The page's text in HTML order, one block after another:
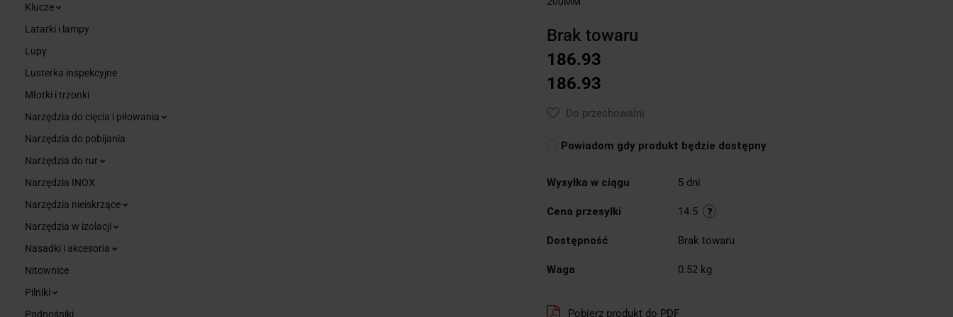
Klucze
Latarki i lampy
Lupy
Lusterka inspekcyjne
Młotki i trzonki
Narzędzia do cięcia i piłowania
Narzędzia do pobijania
Narzędzia do rur
Narzędzia INOX
Narzędzia nieiskrzące
Narzędzia w izolacji
Nasadki i akcesoria
Nitownice
Pilniki
Podnośniki
Brak towaru
186.93
186.93
Do przechowalni
Powiadom gdy produkt będzie dostępny
Wysyłka w ciągu 5 dni
Cena przesyłki 14.5
Dostępność Brak towaru
Waga 0.52 kg
Pobierz produkt do PDF